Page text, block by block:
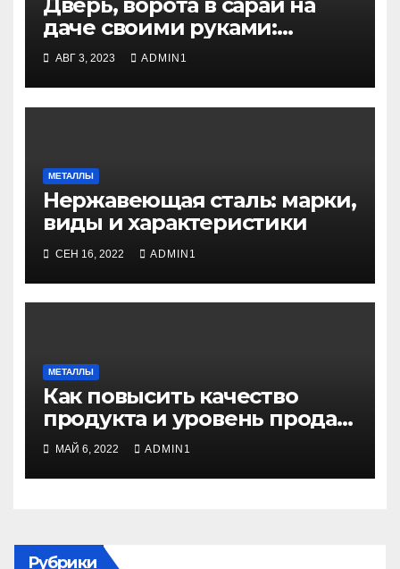
даче своими руками:
пошагвая инструкция
АВГ 3, 2023 ADMIN1
МЕТАЛЛЫ
Нержавеющая сталь: марки,
виды и характеристики
СЕН 16, 2022 ADMIN1
МЕТАЛЛЫ
Как повысить качество
продукта и уровень продаж
с помощью методологии 6
сигм
МАЙ 6, 2022 ADMIN1
Рубрики